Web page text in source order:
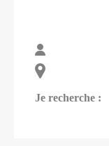
Je recherche :